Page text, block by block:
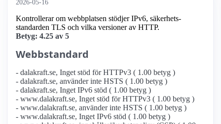
2026-05-16
Kontrollerar om webbplatsen stödjer IPv6, säkerhets­
standarden TLS och vilka versioner av HTTP.
Betyg: 4.25 av 5
Webbstandard
- dalakraft.se, Inget stöd för HTTPv3 ( 1.00 betyg )
- dalakraft.se, använder inte HSTS ( 1.00 betyg )
- dalakraft.se, Inget IPv6 stöd ( 1.00 betyg )
- www.dalakraft.se, Inget stöd för HTTPv3 ( 1.00 betyg )
- www.dalakraft.se, använder inte HSTS ( 1.00 betyg )
- www.dalakraft.se, Inget IPv6 stöd ( 1.00 betyg )